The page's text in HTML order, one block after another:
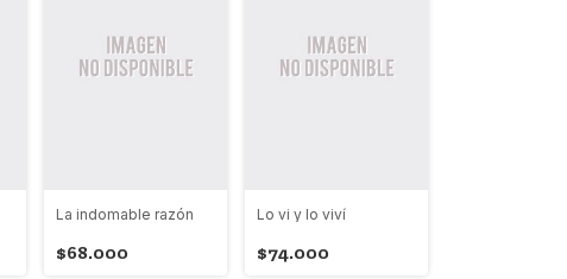
La indomable razón
$68.000
Lo vi y lo viví
$74.000